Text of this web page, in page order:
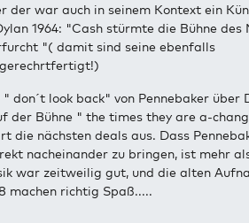
der war auch in seinem Kontext ein
1964: "Cash stürmte die Bühne des
"( damit sind seine ebenfalls
gerechrtfertigt!)
don´t look back" von Pennebaker über
der Bühne " the times they are a-
die nächsten deals aus. Dass
nacheinander zu bringen, ist mehr
war zeitweilig gut, und die alten
machen richtig Spaß.....